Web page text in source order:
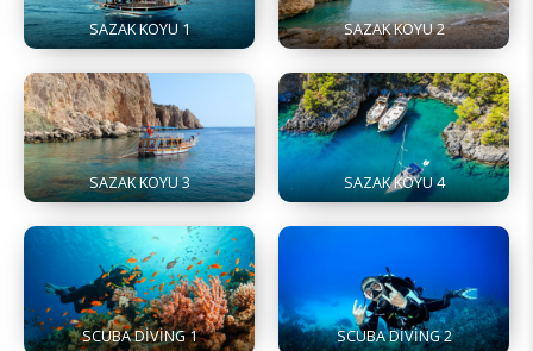
SAZAK KOYU 1 SAZAK KOYU 2
SAZAK KOYU 3 SAZAK KOYU 4
SCUBA DİVİNG 1 SCUBA DİVİNG 2